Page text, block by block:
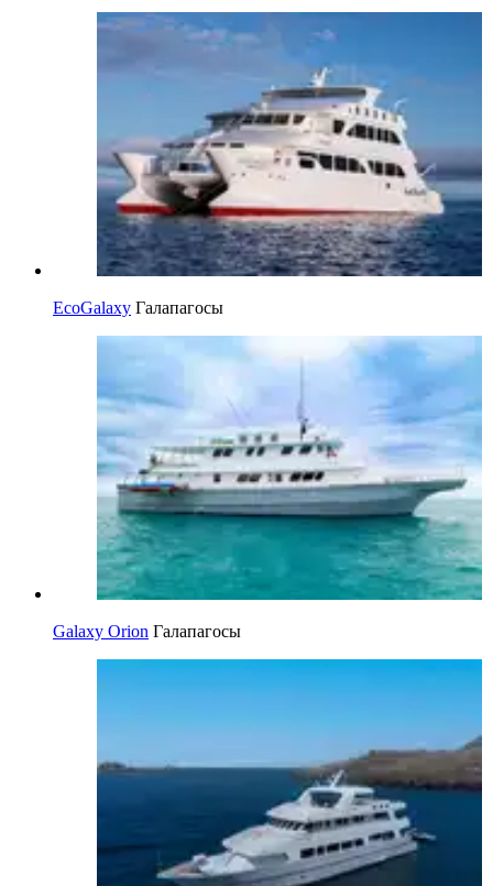
EcoGalaxy Галапагосы
Galaxy Orion Галапагосы